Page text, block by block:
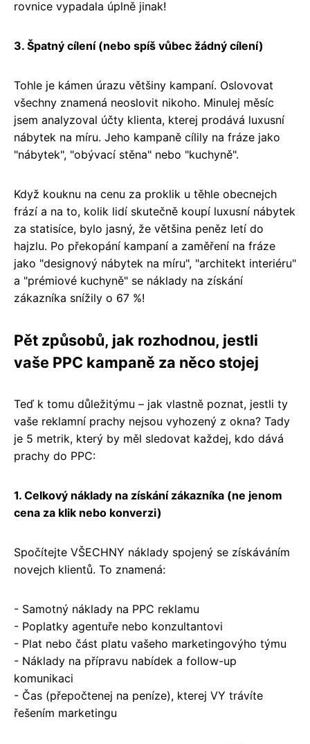
rovnice vypadala úplně jinak!
3. Špatný cílení (nebo spíš vůbec žádný cílení)
Tohle je kámen úrazu většiny kampaní. Oslovovat
všechny znamená neoslovit nikoho. Minulej měsíc
jsem analyzoval účty klienta, kterej prodává luxusní
nábytek na míru. Jeho kampaně cílily na fráze jako
"nábytek", "obývací stěna" nebo "kuchyně".
Když kouknu na cenu za proklik u těhle obecnejch
frází a na to, kolik lidí skutečně koupí luxusní nábytek
za statisíce, bylo jasný, že většina peněz letí do
hajzlu. Po překopání kampaní a zaměření na fráze
jako "designový nábytek na míru", "architekt interiéru"
a "prémiové kuchyně" se náklady na získání
zákazníka snížily o 67 %!
Pět způsobů, jak rozhodnou, jestli
vaše PPC kampaně za něco stojej
Teď k tomu důležitýmu – jak vlastně poznat, jestli ty
vaše reklamní prachy nejsou vyhozený z okna? Tady
je 5 metrik, který by měl sledovat každej, kdo dává
prachy do PPC:
1. Celkový náklady na získání zákazníka (ne jenom
cena za klik nebo konverzi)
Spočítejte VŠECHNY náklady spojený se získáváním
novejch klientů. To znamená:
- Samotný náklady na PPC reklamu
- Poplatky agentuře nebo konzultantovi
- Plat nebo část platu vašeho marketingovýho týmu
- Náklady na přípravu nabídek a follow-up
komunikaci
- Čas (přepočtenej na peníze), kterej VY trávíte
řešením marketingu